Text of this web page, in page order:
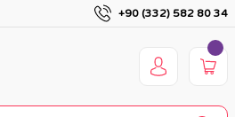
+90 (332) 582 80 34